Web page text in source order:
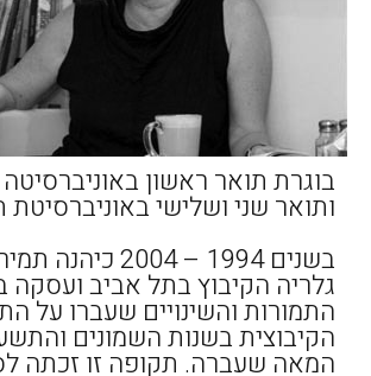
בוגרת תואר ראשון
ותואר שני ושלישי
בשנים 1994 – 2004
גלריה הקיבוץ בתל אביב ועסקה
התמורות והשינויים שעברו על
הקיבוצית בשנות השמונים
המאה שעברה. תקופה זו זכתה